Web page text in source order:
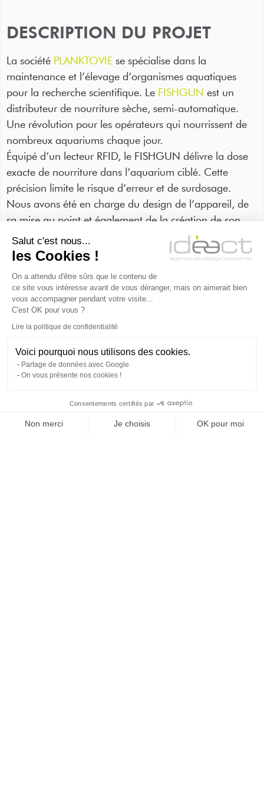
DESCRIPTION DU PROJET
La société PLANKTOVIE se spécialise dans la
maintenance et l’élevage d’organismes aquatiques
pour la recherche scientifique. Le FISHGUN est un
distributeur de nourriture sèche, semi-automatique.
Une révolution pour les opérateurs qui nourrissent de
nombreux aquariums chaque jour.
Équipé d’un lecteur RFID, le FISHGUN délivre la dose
exacte de nourriture dans l’aquarium ciblé. Cette
précision limite le risque d’erreur et de surdosage.
Nous avons été en charge du design de l’appareil, de
sa mise au point et également de la création de son
packaging.
Salut c'est nous...
les Cookies !
On a attendu d'être sûrs que le contenu de
ce site vous intéresse avant de vous déranger, mais on aimerait bien
vous accompagner pendant votre visite...
C'est OK pour vous ?
Lire la politique de confidentialité
Voici pourquoi nous utilisons des cookies.
Partage de données avec Google
On vous présente nos cookies !
Consentements certifiés par
Non merci Je choisis OK pour moi